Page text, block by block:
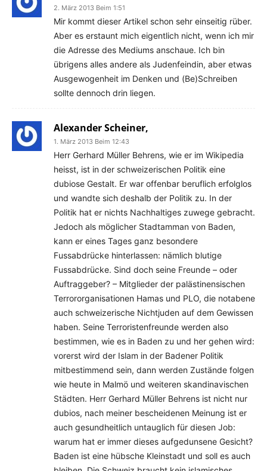
2. März 2013 Beim 1:51
Mir kommt dieser Artikel schon sehr einseitig rüber.
Aber es erstaunt mich eigentlich nicht, wenn ich mir
die Adresse des Mediums anschaue. Ich bin
übrigens alles andere als Judenfeindin, aber etwas
Ausgewogenheit im Denken und (Be)Schreiben
sollte dennoch drin liegen.
Alexander Scheiner,
1. März 2013 Beim 12:43
Herr Gerhard Müller Behrens, wie er im Wikipedia
heisst, ist in der schweizerischen Politik eine
dubiose Gestalt. Er war offenbar beruflich erfolglos
und wandte sich deshalb der Politik zu. In der
Politik hat er nichts Nachhaltiges zuwege gebracht.
Jedoch als möglicher Stadtamman von Baden,
kann er eines Tages ganz besondere
Fussabdrücke hinterlassen: nämlich blutige
Fussabdrücke. Sind doch seine Freunde – oder
Auftraggeber? – Mitglieder der palästinensischen
Terrororganisationen Hamas und PLO, die notabene
auch schweizerische Nichtjuden auf dem Gewissen
haben. Seine Terroristenfreunde werden also
bestimmen, wie es in Baden zu und her gehen wird:
vorerst wird der Islam in der Badener Politik
mitbestimmend sein, dann werden Zustände folgen
wie heute in Malmö und weiteren skandinavischen
Städten. Herr Gerhard Müller Behrens ist nicht nur
dubios, nach meiner bescheidenen Meinung ist er
auch gesundheitlich untauglich für diesen Job:
warum hat er immer dieses aufgedunsene Gesicht?
Baden ist eine hübsche Kleinstadt und soll es auch